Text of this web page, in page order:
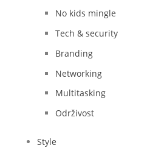
No kids mingle
Tech & security
Branding
Networking
Multitasking
Održivost
Style